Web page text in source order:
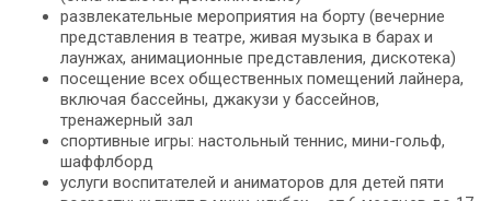
развлекательные мероприятия на борту (вечерние
представления в театре, живая музыка в барах и
лаунжах, анимационные представления, дискотека)
посещение всех общественных помещений лайнера,
включая бассейны, джакузи у бассейнов,
тренажерный зал
спортивные игры: настольный теннис, мини-гольф,
шаффлборд
услуги воспитателей и аниматоров для детей пяти